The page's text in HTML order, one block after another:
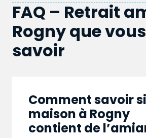
FAQ – Retrait
Rogny que
savoir
Comment savoir
maison à Rogny
contient de